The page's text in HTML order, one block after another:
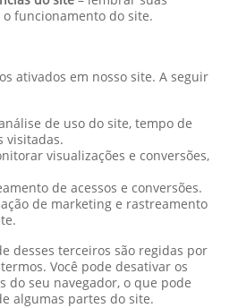
funcionamento do site.
ativados em nosso site. A seguir
de uso do site, tempo de
visitadas.
visualizações e conversões,
de acessos e conversões.
de marketing e rastreamento
desses terceiros são regidas por
Você pode desativar os
do seu navegador, o que pode
algumas partes do site.